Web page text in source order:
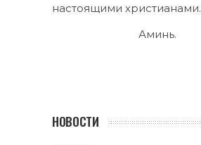
настоящими христианами.
Аминь.
НОВОСТИ